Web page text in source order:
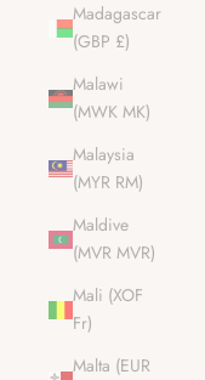
Madagascar
(GBP £)
Malawi
(MWK MK)
Malaysia
(MYR RM)
Maldive
(MVR MVR)
Mali (XOF
Fr)
Malta (EUR